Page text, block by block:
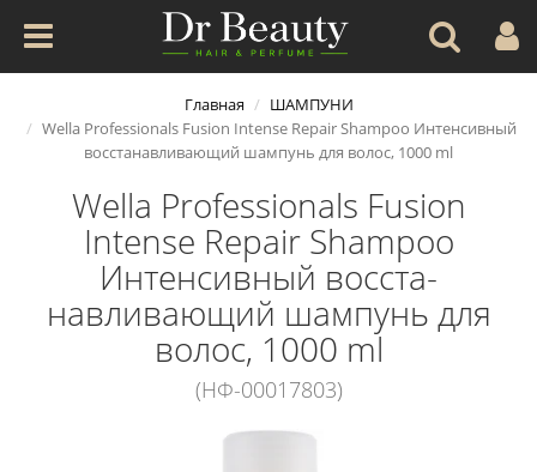
Главная
ШАМПУНИ
Wella Professionals Fusion Intense Repair Shampoo Интенсивный
восста­навливающий шампунь для волос, 1000 ml
Wella Professionals Fusion
Intense Repair Shampoo
Интенсивный восста­
навливающий шампунь для
волос, 1000 ml
(НФ-00017803)